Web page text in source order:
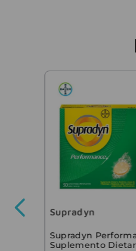
Supradyn
Supradyn
Suplemento